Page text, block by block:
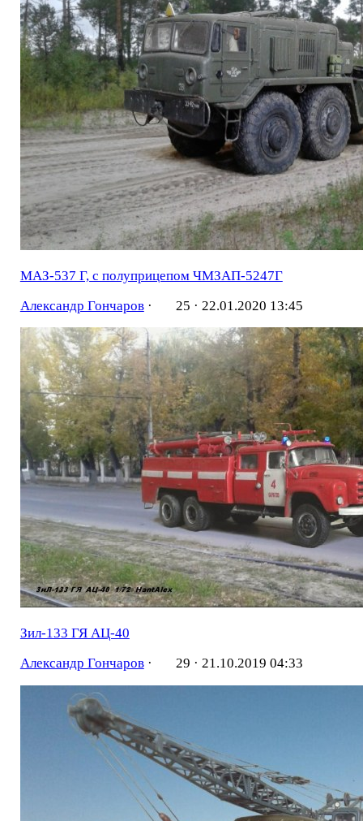
МАЗ-537 Г, с полуприцепом ЧМЗАП-5247Г
Александр Гончаров· 25 · 22.01.2020 13:45
Зил-133 ГЯ АЦ-40
Александр Гончаров· 29 · 21.10.2019 04:33